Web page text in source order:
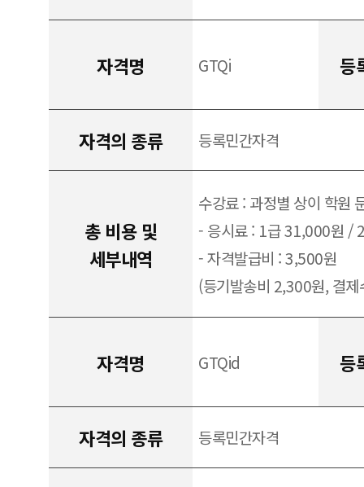
자격명 GTQi 등
자격의 종류 등록민간자격
총 비용 및
세부내역
수강료 : 과정별 상이 학원
- 응시료 : 1급 31,000원 /
- 자격발급비 : 3,500원
(등기발송비 2,300원, 결
자격명 GTQid 등
자격의 종류 등록민간자격